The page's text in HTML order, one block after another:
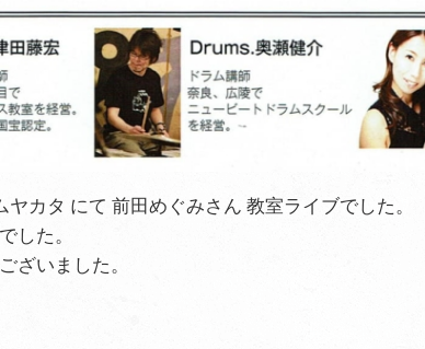
ヤカタ にて 前田めぐみさん 教室ライブでした。
した。
ざいました。